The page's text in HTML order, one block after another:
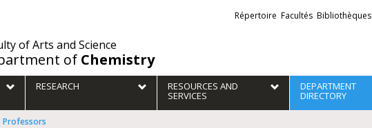
of Arts and Science
of Chemistry
Liens
externes
Répertoire Facultés Bibliothèques
RESEARCH RESOURCES AND
SERVICES
DEPARTMENT
DIRECTORY
Professors